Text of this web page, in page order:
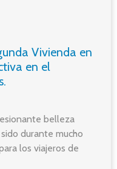
Vivienda en
en el
belleza
durante mucho
los viajeros de